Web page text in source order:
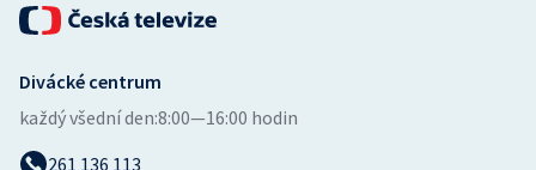
Divácké centrum
každý všední den:8:00—16:00 hodin
261 136 113